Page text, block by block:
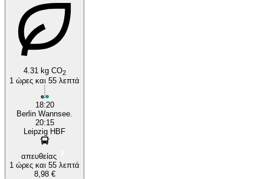
4.31 kg CO2
1 ώρες και 55 λεπτά
18:20
Berlin Wannsee.
20:15
Leipzig HBF
απευθείας
1 ώρες και 55 λεπτά
8,98 €